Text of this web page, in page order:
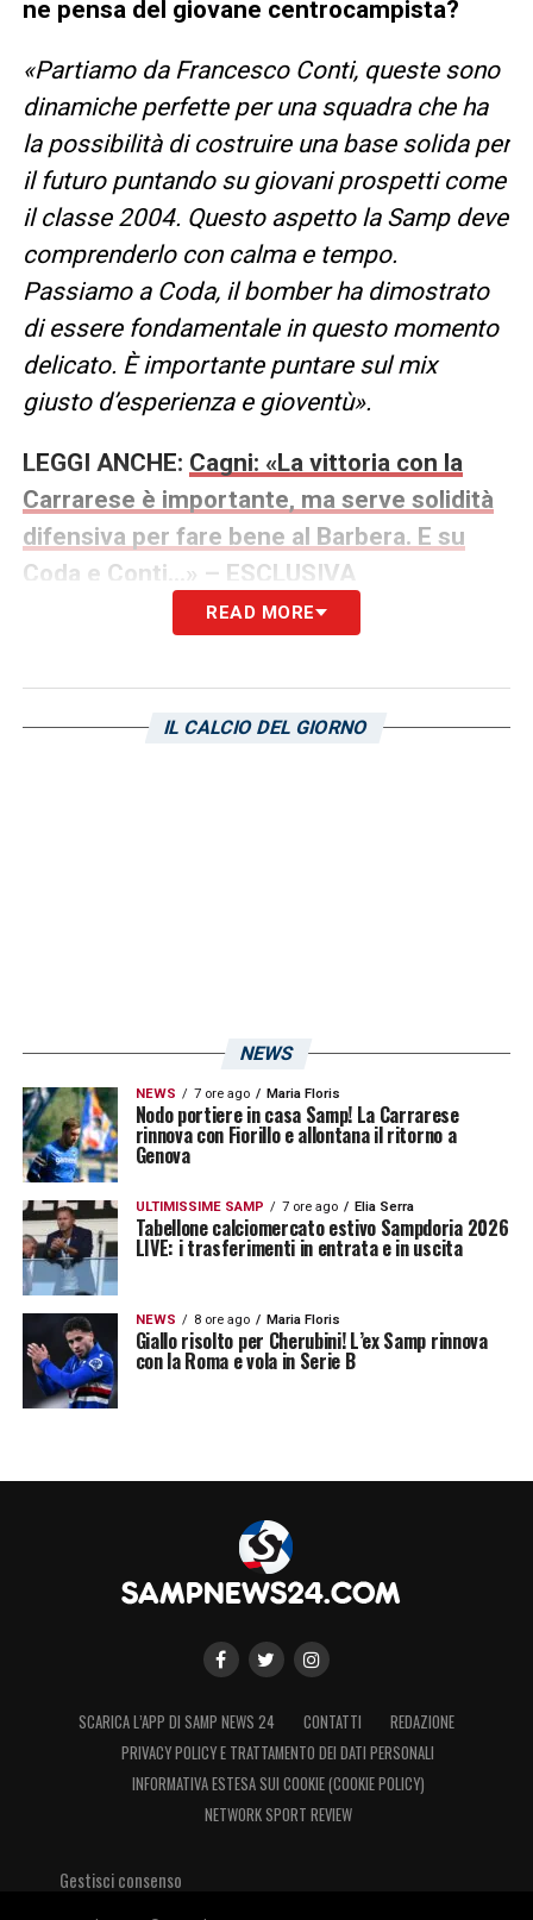
ne pensa del giovane centrocampista?
«Partiamo da Francesco Conti, queste sono
dinamiche perfette per una squadra che ha
la possibilità di costruire una base solida per
il futuro puntando su giovani prospetti come
il classe 2004. Questo aspetto la Samp deve
comprenderlo con calma e tempo.
Passiamo a Coda, il bomber ha dimostrato
di essere fondamentale in questo momento
delicato. È importante puntare sul mix
giusto d’esperienza e gioventù».
LEGGI ANCHE: Cagni: «La vittoria con la
Carrarese è importante, ma serve solidità
difensiva per fare bene al Barbera. E su
Coda e Conti…» – ESCLUSIVA
READ MORE
IL CALCIO DEL GIORNO
NEWS
NEWS 7 ore ago Maria Floris
Nodo portiere in casa Samp! La Carrarese
rinnova con Fiorillo e allontana il ritorno a
Genova
ULTIMISSIME SAMP 7 ore ago Elia Serra
Tabellone calciomercato estivo Sampdoria 2026
LIVE: i trasferimenti in entrata e in uscita
NEWS 8 ore ago Maria Floris
Giallo risolto per Cherubini! L’ex Samp rinnova
con la Roma e vola in Serie B
SCARICA L’APP DI SAMP NEWS 24 CONTATTI
REDAZIONE
PRIVACY POLICY E TRATTAMENTO DEI DATI PERSONALI
INFORMATIVA ESTESA SUI COOKIE (COOKIE POLICY)
NETWORK SPORT REVIEW
Gestisci consenso